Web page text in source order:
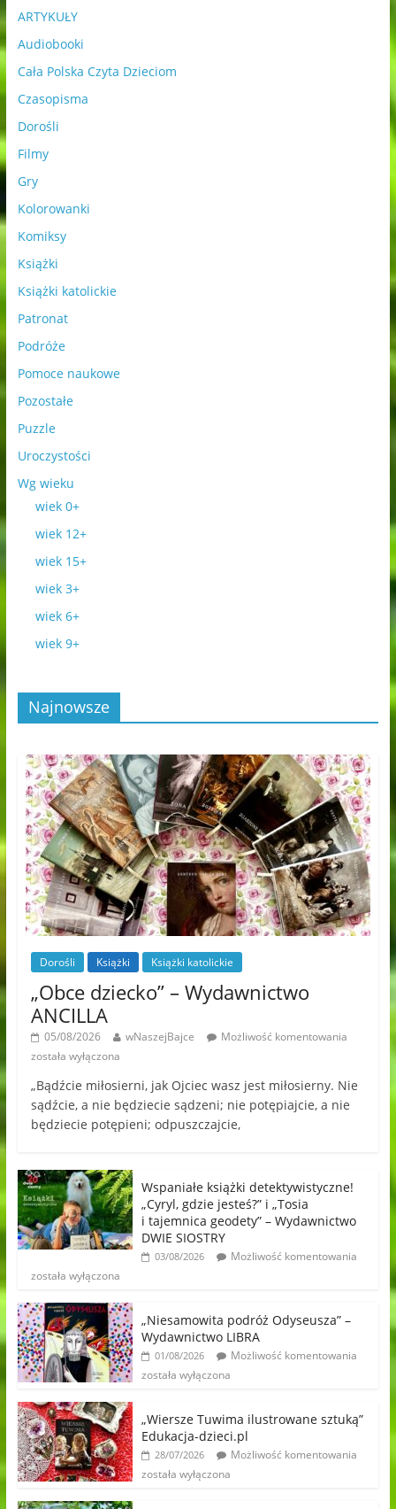
ARTYKUŁY
Audiobooki
Cała Polska Czyta Dzieciom
Czasopisma
Dorośli
Filmy
Gry
Kolorowanki
Komiksy
Książki
Książki katolickie
Patronat
Podróże
Pomoce naukowe
Pozostałe
Puzzle
Uroczystości
Wg wieku
wiek 0+
wiek 12+
wiek 15+
wiek 3+
wiek 6+
wiek 9+
Najnowsze
Dorośli Książki Książki katolickie
„Obce dziecko” – Wydawnictwo
ANCILLA
05/08/2026 wNaszejBajce
Możliwość komentowania
została wyłączona
„Bądźcie miłosierni, jak Ojciec wasz jest miłosierny. Nie
sądźcie, a nie będziecie sądzeni; nie potępiajcie, a nie
będziecie potępieni; odpuszczajcie,
Wspaniałe książki detektywistyczne!
„Cyryl, gdzie jesteś?” i „Tosia
i tajemnica geodety” – Wydawnictwo
DWIE SIOSTRY
03/08/2026
Możliwość komentowania
została wyłączona
„Niesamowita podróż Odyseusza” –
Wydawnictwo LIBRA
01/08/2026
Możliwość komentowania
została wyłączona
„Wiersze Tuwima ilustrowane sztuką”
Edukacja-dzieci.pl
28/07/2026
Możliwość komentowania
została wyłączona